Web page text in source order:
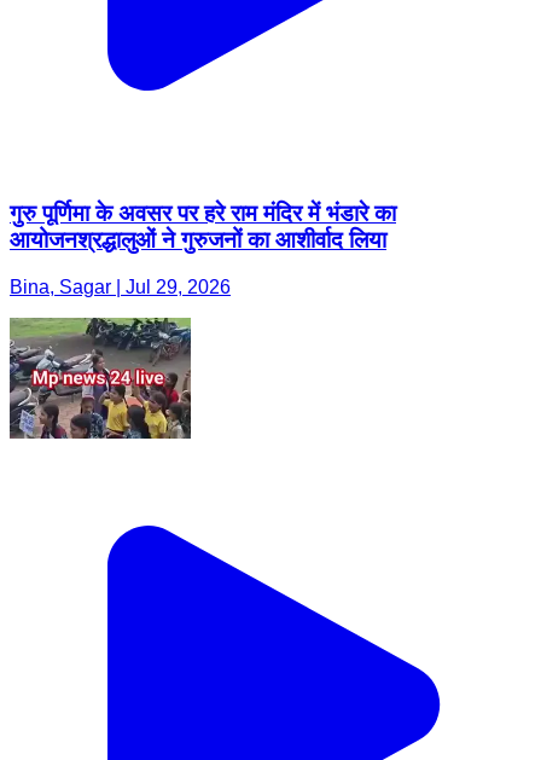
गुरु पूर्णिमा के अवसर पर हरे राम मंदिर में भंडारे का
आयोजनश्रद्धालुओं ने गुरुजनों का आशीर्वाद लिया
Bina, Sagar | Jul 29, 2026